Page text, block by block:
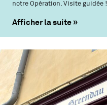
notre Opération. Visite guidée !
Afficher la suite